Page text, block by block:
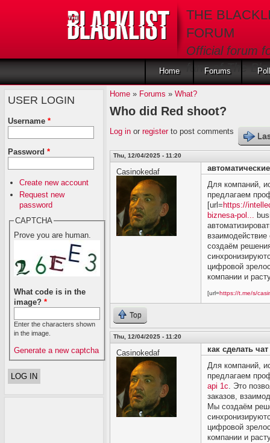
THE
FORUM
Official forum
fans of The
Home Forums
USER LOGIN
Username *
Password *
Create new account
Request new
password
CAPTCHA
Prove you are human.
What code is in the
image?*
Enter the characters shown
in the image.
Generate a new captcha
Home» Forums » What?
Who did Red shoot?
Log inor registerto post comments
Thu, 12/04/2025 - 11:20
Casinokedaf
Для компаний,
предлагаем
[url= https://
biznesa-pol...
создаём
цифровой
компании и
[url=https://t.me/s/
Top
Thu, 12/04/2025 - 11:20
Casinokedaf
как сделать
Для компаний,
предлагаем
api 1с. Это
заказов,
Мы создаём
цифровой
компании и